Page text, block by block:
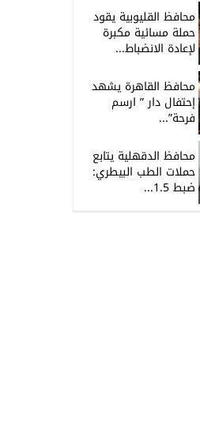
محافظ القليوبية يقود
حملة مسائية مكبرة
لإعادة الانضباط...
محافظ القاهرة يشهد
إحتفال دار ” ارسم
فرحة”...
محافظ الدقهلية يتابع
حملات الطب البيطري:
ضبط 1.5...